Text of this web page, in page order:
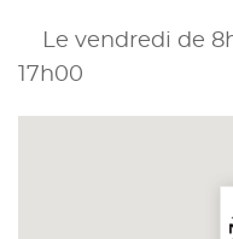
Le vendredi de
17h00